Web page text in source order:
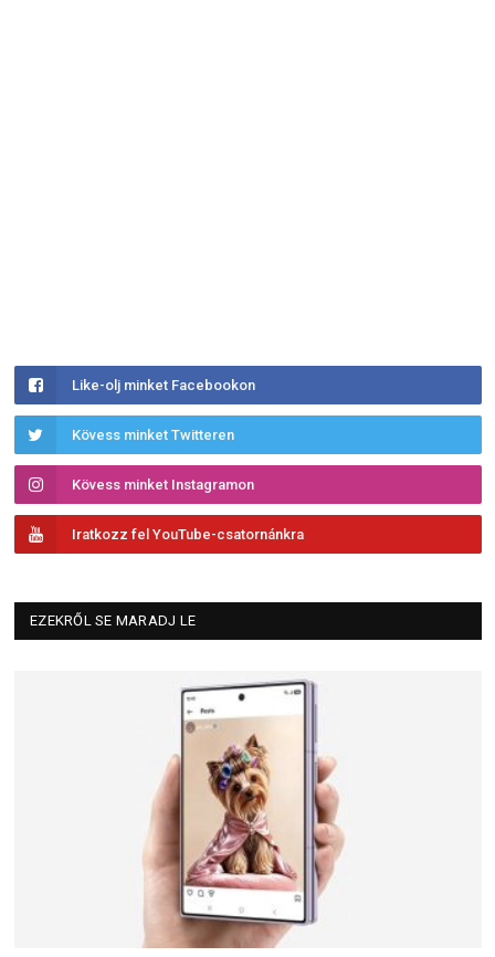
Like-olj minket Facebookon
Kövess minket Twitteren
Kövess minket Instagramon
Iratkozz fel YouTube-csatornánkra
EZEKRŐL SE MARADJ LE